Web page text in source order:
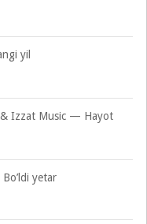
yil
Izzat Music — Hayot
yetar